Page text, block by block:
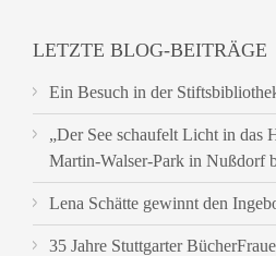
LETZTE BLOG-BEITRÄGE
Ein Besuch in der
„Der See schaufelt Licht in das
Martin-Walser-Park in Nußdorf
Lena Schätte gewinnt den
35 Jahre Stuttgarter